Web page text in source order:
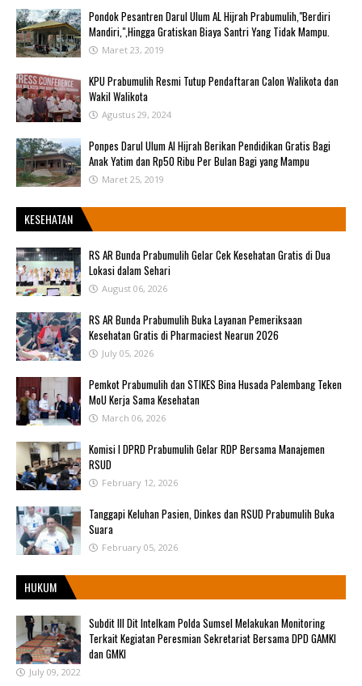
Pondok Pesantren Darul Ulum AL Hijrah Prabumulih,"Berdiri
Mandiri,",Hingga Gratiskan Biaya Santri Yang Tidak Mampu.
Maret 23, 2019
KPU Prabumulih Resmi Tutup Pendaftaran Calon Walikota dan
Wakil Walikota
Agustus 29, 2024
Ponpes Darul Ulum Al Hijrah Berikan Pendidikan Gratis Bagi
Anak Yatim dan Rp50 Ribu Per Bulan Bagi yang Mampu
Maret 25, 2019
KESEHATAN
RS AR Bunda Prabumulih Gelar Cek Kesehatan Gratis di Dua
Lokasi dalam Sehari
August 06, 2026
RS AR Bunda Prabumulih Buka Layanan Pemeriksaan
Kesehatan Gratis di Pharmaciest Nearun 2026
July 05, 2026
Pemkot Prabumulih dan STIKES Bina Husada Palembang Teken
MoU Kerja Sama Kesehatan
March 06, 2026
Komisi I DPRD Prabumulih Gelar RDP Bersama Manajemen
RSUD
February 12, 2026
Tanggapi Keluhan Pasien, Dinkes dan RSUD Prabumulih Buka
Suara
February 05, 2026
HUKUM
Subdit III Dit Intelkam Polda Sumsel Melakukan Monitoring
Terkait Kegiatan Peresmian Sekretariat Bersama DPD GAMKI
dan GMKI
July 09, 2022